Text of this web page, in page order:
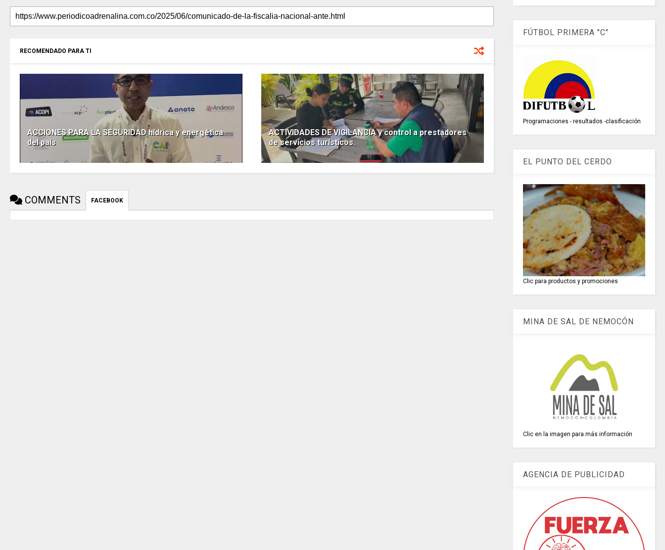
RECOMENDADO PARA TI
ACCIONES PARA LA SEGURIDAD hídrica y energética
del país
ACTIVIDADES DE VIGILANCIA y control a prestadores
de servicios turísticos.
COMMENTS FACEBOOK
FÚTBOL PRIMERA "C"
Programaciones - resultados -clasificación
EL PUNTO DEL CERDO
Clic para productos y promociones
MINA DE SAL DE NEMOCÓN
Clic en la imagen para más información
AGENCIA DE PUBLICIDAD